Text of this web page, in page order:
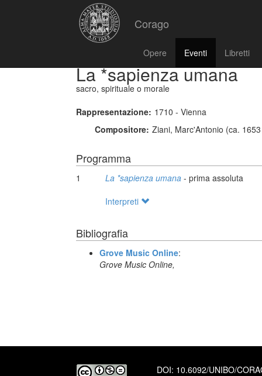
Corago
Opere Eventi Libretti
La *sapienza umana
sacro, spirituale o morale
Rappresentazione: 1710 - Vienna
Compositore: Ziani, Marc'Antonio (ca.
Programma
1 La *sapienza umana - prima assoluta
Interpreti
Bibliografia
Grove Music Online:
Grove Music Online,
DOI: 10.6092/UNIBO/